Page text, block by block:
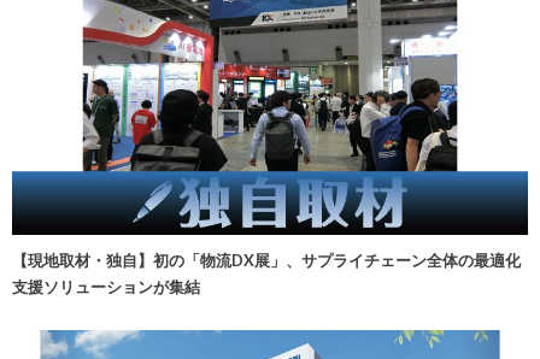
【現地取材・独自】初の「物流DX展」、サプライチェーン全体の最適化
支援ソリューションが集結